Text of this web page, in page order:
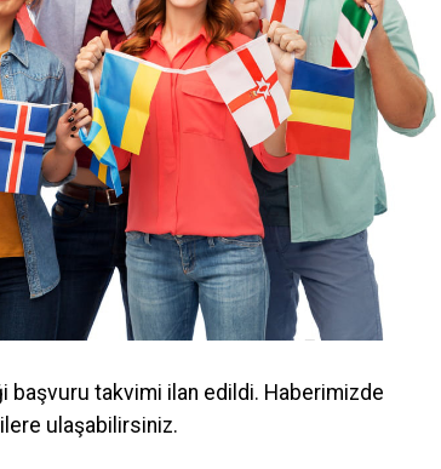
başvuru takvimi ilan edildi. Haberimizde
ulaşabilirsiniz.